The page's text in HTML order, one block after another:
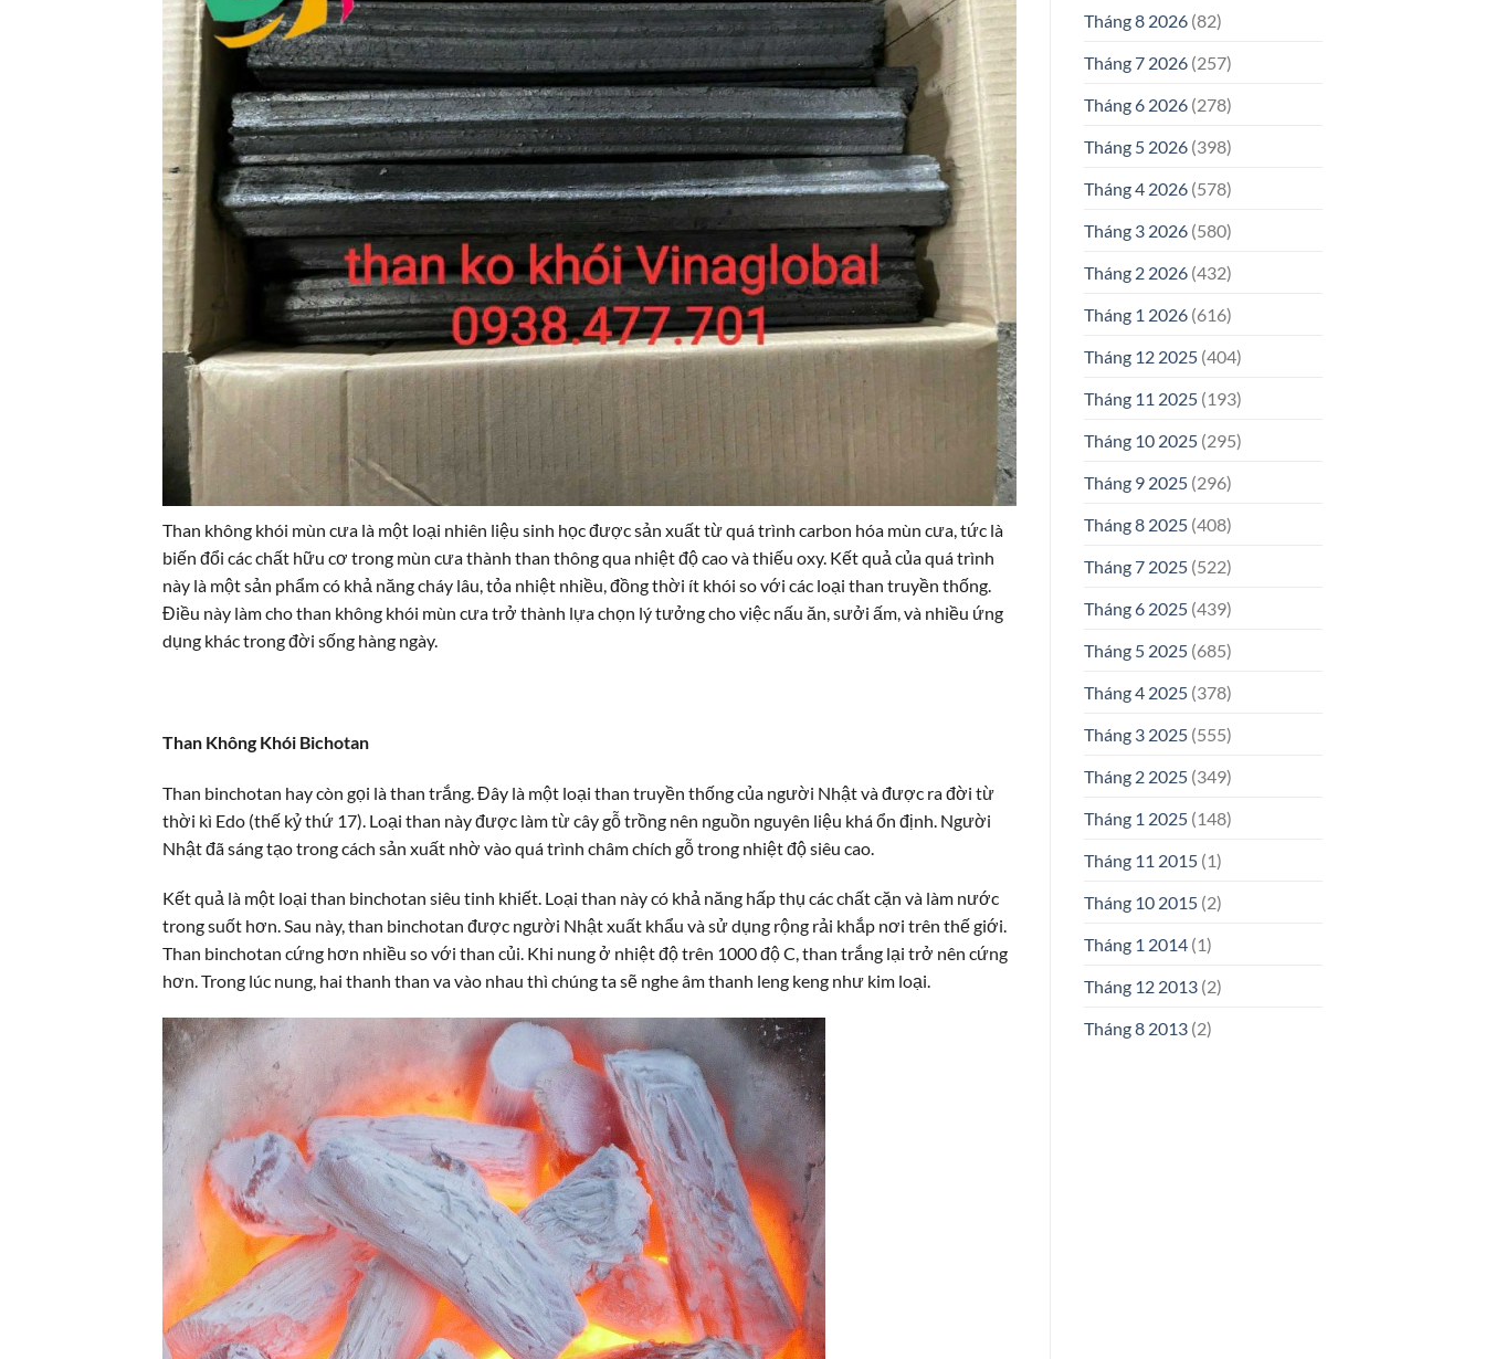
Than không khói mùn cưa là một loại nhiên liệu sinh học được sản xuất từ quá trình carbon hóa mùn cưa, tức là
biến đổi các chất hữu cơ trong mùn cưa thành than thông qua nhiệt độ cao và thiếu oxy. Kết quả của quá trình
này là một sản phẩm có khả năng cháy lâu, tỏa nhiệt nhiều, đồng thời ít khói so với các loại than truyền thống.
Điều này làm cho than không khói mùn cưa trở thành lựa chọn lý tưởng cho việc nấu ăn, sưởi ấm, và nhiều ứng
dụng khác trong đời sống hàng ngày.
Than Không Khói Bichotan
Than binchotan hay còn gọi là than trắng. Đây là một loại than truyền thống của người Nhật và được ra đời từ
thời kì Edo (thế kỷ thứ 17). Loại than này được làm từ cây gỗ trồng nên nguồn nguyên liệu khá ổn định. Người
Nhật đã sáng tạo trong cách sản xuất nhờ vào quá trình châm chích gỗ trong nhiệt độ siêu cao.
Kết quả là một loại than binchotan siêu tinh khiết. Loại than này có khả năng hấp thụ các chất cặn và làm nước
trong suốt hơn. Sau này, than binchotan được người Nhật xuất khẩu và sử dụng rộng rải khắp nơi trên thế giới.
Than binchotan cứng hơn nhiều so với than củi. Khi nung ở nhiệt độ trên 1000 độ C, than trắng lại trở nên cứng
hơn. Trong lúc nung, hai thanh than va vào nhau thì chúng ta sẽ nghe âm thanh leng keng như kim loại.
Tháng 8 2026(82)
Tháng 7 2026(257)
Tháng 6 2026(278)
Tháng 5 2026(398)
Tháng 4 2026(578)
Tháng 3 2026(580)
Tháng 2 2026(432)
Tháng 1 2026(616)
Tháng 12 2025(404)
Tháng 11 2025(193)
Tháng 10 2025(295)
Tháng 9 2025(296)
Tháng 8 2025(408)
Tháng 7 2025(522)
Tháng 6 2025(439)
Tháng 5 2025(685)
Tháng 4 2025(378)
Tháng 3 2025(555)
Tháng 2 2025(349)
Tháng 1 2025(148)
Tháng 11 2015(1)
Tháng 10 2015(2)
Tháng 1 2014(1)
Tháng 12 2013(2)
Tháng 8 2013(2)